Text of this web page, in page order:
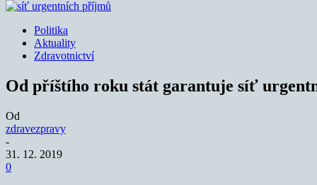
Politika
Aktuality
Zdravotnictví
Od příštího roku stát garantuje síť
Od
zdravezpravy
-
31. 12. 2019
0